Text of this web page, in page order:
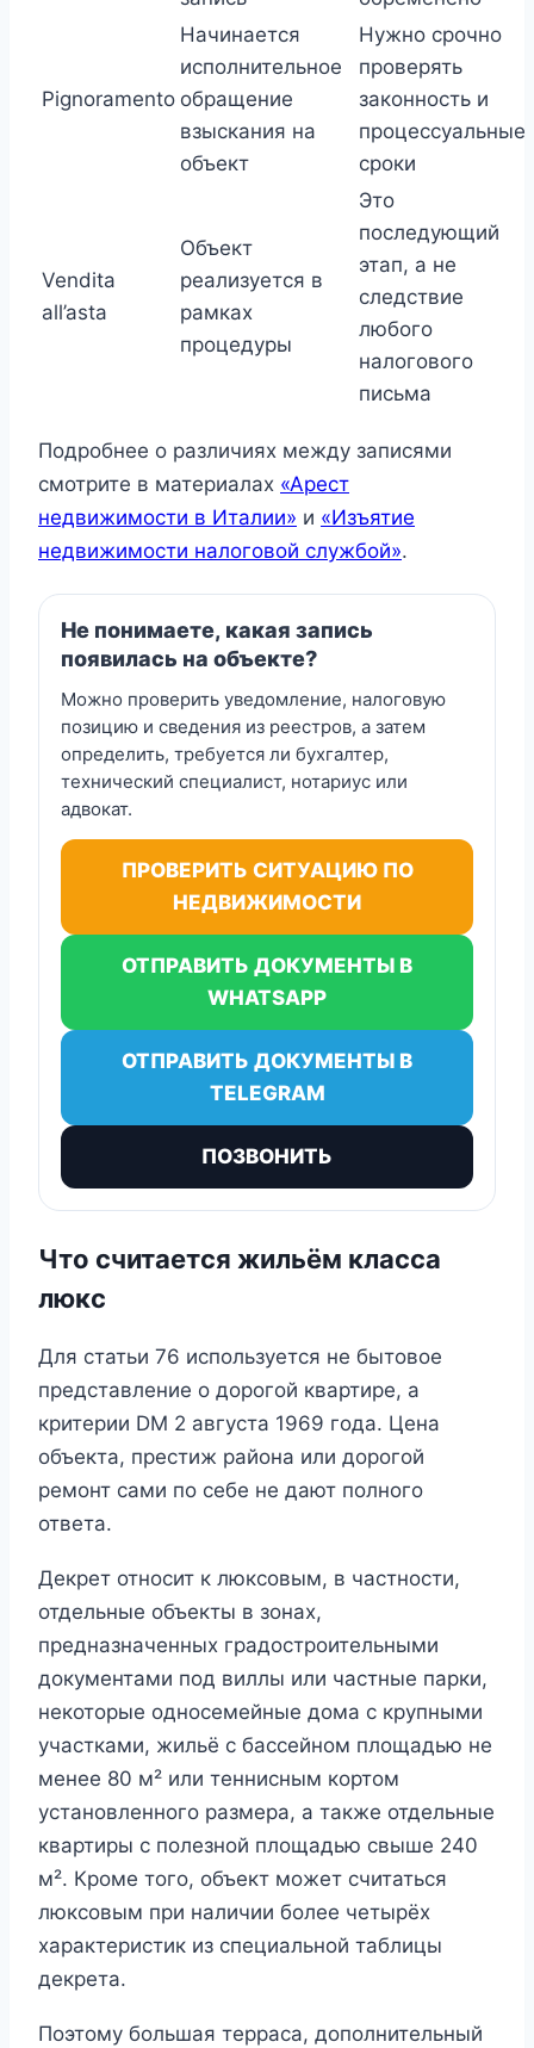
Pignoramento
Начинается
исполнительное
обращение
взыскания на
объект
Нужно срочно
проверять
законность и
процессуальные
сроки
Vendita
all’asta
Объект
реализуется в
рамках
процедуры
Это
последующий
этап, а не
следствие
любого
налогового
письма
Подробнее о различиях между записями
смотрите в материалах «Арест
недвижимости в Италии» и «Изъятие
недвижимости налоговой службой».
Не понимаете, какая запись
появилась на объекте?
Можно проверить уведомление, налоговую
позицию и сведения из реестров, а затем
определить, требуется ли бухгалтер,
технический специалист, нотариус или
адвокат.
ПРОВЕРИТЬ СИТУАЦИЮ ПО
НЕДВИЖИМОСТИ
ОТПРАВИТЬ ДОКУМЕНТЫ В
WHATSAPP
ОТПРАВИТЬ ДОКУМЕНТЫ В
TELEGRAM
ПОЗВОНИТЬ
Что считается жильём класса
люкс
Для статьи 76 используется не бытовое
представление о дорогой квартире, а
критерии DM 2 августа 1969 года. Цена
объекта, престиж района или дорогой
ремонт сами по себе не дают полного
ответа.
Декрет относит к люксовым, в частности,
отдельные объекты в зонах,
предназначенных градостроительными
документами под виллы или частные парки,
некоторые односемейные дома с крупными
участками, жильё с бассейном площадью не
менее 80 м² или теннисным кортом
установленного размера, а также отдельные
квартиры с полезной площадью свыше 240
м². Кроме того, объект может считаться
люксовым при наличии более четырёх
характеристик из специальной таблицы
декрета.
Поэтому большая терраса, дополнительный